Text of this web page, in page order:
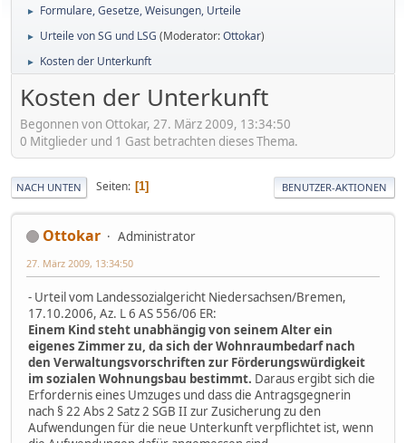
► Formulare, Gesetze, Weisungen, Urteile
► Urteile von SG und LSG (Moderator:Ottokar)
► Kosten der Unterkunft
Kosten der Unterkunft
Begonnen von Ottokar, 27. März 2009, 13:34:50
0 Mitglieder und 1 Gast betrachten dieses Thema.
NACH UNTEN Seiten 1 BENUTZER-AKTIONEN
Ottokar Administrator
27. März 2009, 13:34:50
- Urteil vom Landessozialgericht Niedersachsen/Bremen,
17.10.2006, Az. L 6 AS 556/06 ER:
Einem Kind steht unabhängig von seinem Alter ein
eigenes Zimmer zu, da sich der Wohnraumbedarf nach
den Verwaltungsvorschriften zur Förderungswürdigkeit
im sozialen Wohnungsbau bestimmt. Daraus ergibt sich die
Erfordernis eines Umzuges und dass die Antragsgegnerin
nach § 22 Abs 2 Satz 2 SGB II zur Zusicherung zu den
Aufwendungen für die neue Unterkunft verpflichtet ist, wenn